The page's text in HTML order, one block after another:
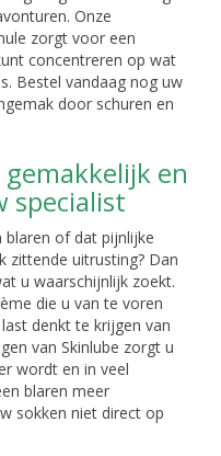
Onze
zorgt voor een
concentreren op wat
Bestel vandaag nog uw
door schuren en
en
specialist
blaren of dat pijnlijke
zittende uitrusting? Dan
u waarschijnlijk zoekt.
die u van te voren
denkt te krijgen van
van Skinlube zorgt u
wordt en in veel
blaren meer
sokken niet direct op